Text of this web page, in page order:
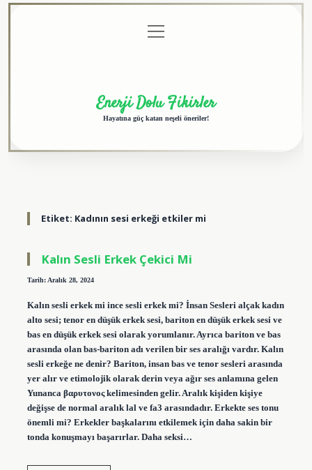
menüyü
aç
Enerji Dolu Fikirler
Hayatına güç katan neşeli öneriler!
Etiket: Kadının sesi erkeği etkiler mi
Kalın Sesli Erkek Çekici Mi
Tarih: Aralık 28, 2024
Kalın sesli erkek mi ince sesli erkek mi? İnsan Sesleri alçak kadın
alto sesi; tenor en düşük erkek sesi, bariton en düşük erkek sesi ve
bas en düşük erkek sesi olarak yorumlanır. Ayrıca bariton ve bas
arasında olan bas-bariton adı verilen bir ses aralığı vardır. Kalın
sesli erkeğe ne denir? Bariton, insan bas ve tenor sesleri arasında
yer alır ve etimolojik olarak derin veya ağır ses anlamına gelen
Yunanca βαρυτονος kelimesinden gelir. Aralık kişiden kişiye
değişse de normal aralık lal ve fa3 arasındadır. Erkekte ses tonu
önemli mi? Erkekler başkalarını etkilemek için daha sakin bir
tonda konuşmayı başarırlar. Daha seksi…